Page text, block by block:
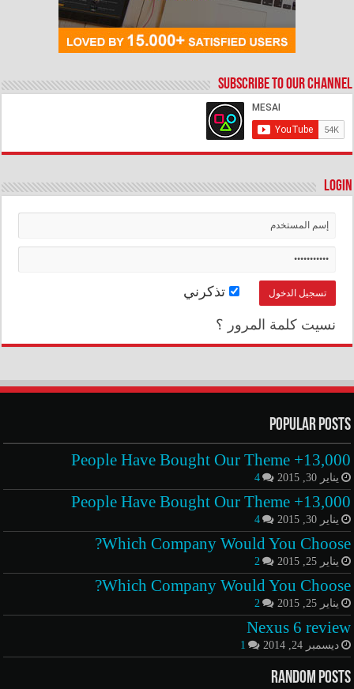
Subscribe to our Channel
Login
تذكرني
نسيت كلمة المرور ؟
Popular Posts
13,000+ People Have Bought Our Theme
يناير 30, 2015 4
13,000+ People Have Bought Our Theme
يناير 30, 2015 4
Which Company Would You Choose?
يناير 25, 2015 2
Which Company Would You Choose?
يناير 25, 2015 2
Nexus 6 review
ديسمبر 24, 2014 1
Random Posts